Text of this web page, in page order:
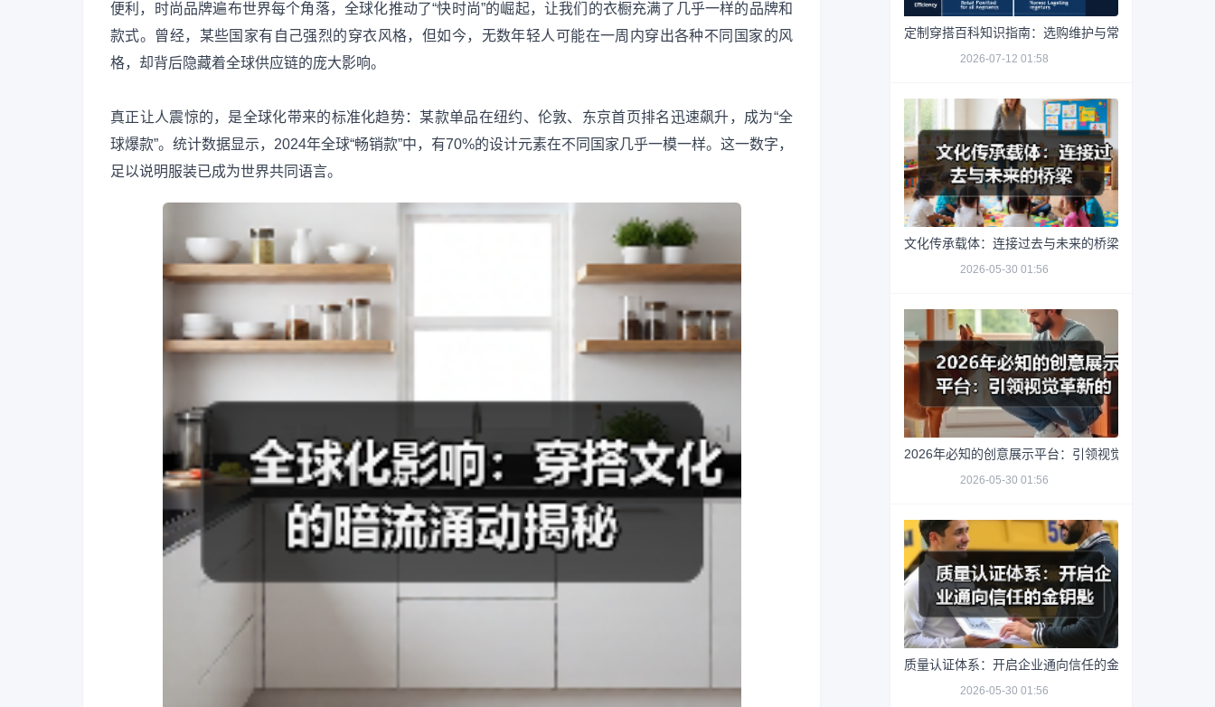
便利，时尚品牌遍布世界每个角落，全球化推动了“快时尚”的崛起，让我们的衣橱充满了几乎一样的品牌和
款式。曾经，某些国家有自己强烈的穿衣风格，但如今，无数年轻人可能在一周内穿出各种不同国家的风
格，却背后隐藏着全球供应链的庞大影响。
真正让人震惊的，是全球化带来的标准化趋势：某款单品在纽约、伦敦、东京首页排名迅速飙升，成为“全
球爆款”。统计数据显示，2024年全球“畅销款”中，有70%的设计元素在不同国家几乎一模一样。这一数字，
足以说明服装已成为世界共同语言。
定制穿搭百科知识指南：选购维护与常见问题解析2026
2026-07-12 01:58
文化传承载体：连接过去与未来的桥梁
2026-05-30 01:56
2026年必知的创意展示平台：引领视觉革新的秘密武器
2026-05-30 01:56
质量认证体系：开启企业通向信任的金钥匙
2026-05-30 01:56